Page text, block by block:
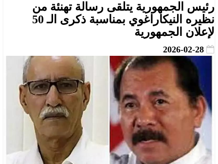
رئيس الجمهورية يتلقى رسالة تهنئة من
نظيره النيكاراغوي بمناسبة ذكرى الـ 50
لإعلان الجمهورية
2026-02-28